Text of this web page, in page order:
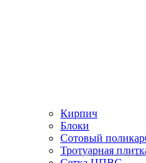
Капитан-1 на карте
Кирпич
Блоки
Сотовый
Тротуарная